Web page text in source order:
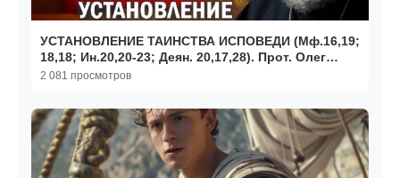
УСТАНОВЛЕНИЕ ТАИНСТВА ИСПОВЕДИ (Мф.16,19;
18,18; Ин.20,20-23; Деян. 20,17,28). Прот. Олег
Стеняев
2 081 просмотров